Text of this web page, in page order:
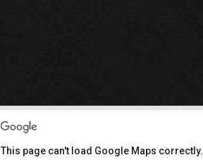
This page can't load Google Maps correctly.